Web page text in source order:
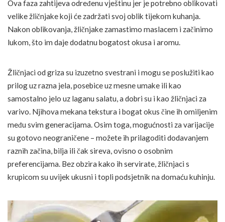
Ova faza zahtijeva određenu vještinu jer je potrebno oblikovati
velike žličnjake koji će zadržati svoj oblik tijekom kuhanja.
Nakon oblikovanja, žličnjake zamastimo maslacem i začinimo
lukom, što im daje dodatnu bogatost okusa i aromu.
Žličnjaci od griza su izuzetno svestrani i mogu se poslužiti kao
prilog uz razna jela, posebice uz mesne umake ili kao
samostalno jelo uz laganu salatu, a dobri su i kao žličnjaci za
varivo. Njihova mekana tekstura i bogat okus čine ih omiljenim
među svim generacijama. Osim toga, mogućnosti za varijacije
su gotovo neograničene – možete ih prilagoditi dodavanjem
raznih začina, bilja ili čak sireva, ovisno o osobnim
preferencijama. Bez obzira kako ih servirate, žličnjaci s
krupicom su uvijek ukusni i topli podsjetnik na domaću kuhinju.